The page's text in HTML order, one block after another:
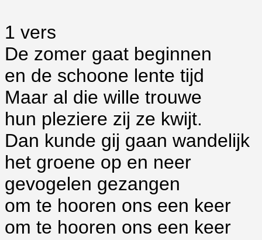
1 vers
De zomer gaat beginnen
en de schoone lente tijd
Maar al die wille trouwe
hun pleziere zij ze kwijt.
Dan kunde gij gaan wandelijk
het groene op en neer
gevogelen gezangen
om te hooren ons een keer
om te hooren ons een keer